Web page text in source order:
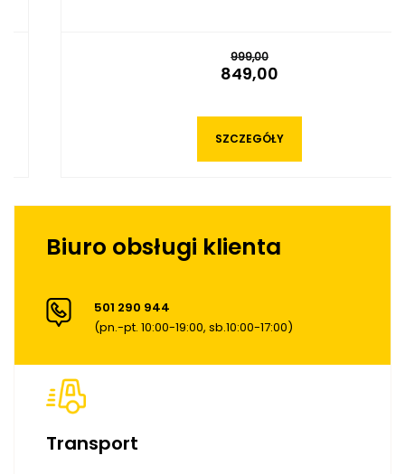
849,00
SZCZEGÓŁY
Biuro obsługi klienta
501 290 944
(pn.-pt. 10:00-19:00, sb.10:00-17:00)
Transport